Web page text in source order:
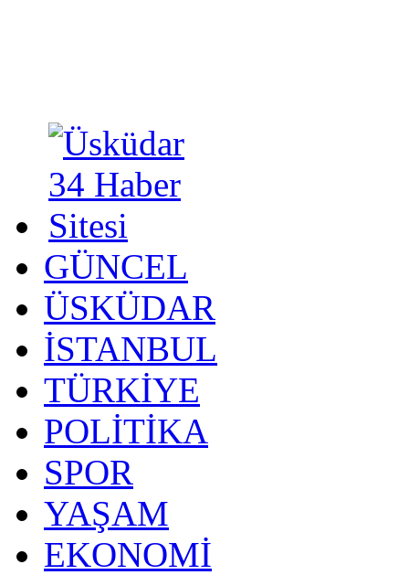
GÜNCEL
ÜSKÜDAR
İSTANBUL
TÜRKİYE
POLİTİKA
SPOR
YAŞAM
EKONOMİ